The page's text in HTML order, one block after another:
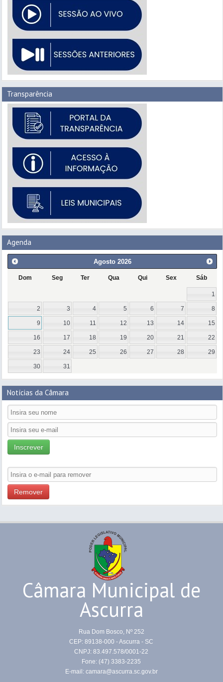
Transparência
Agenda
Agosto 2026
Dom Seg Ter Qua Qui Sex Sáb
1
2 3 4 5 6 7 8
9 10 11 12 13 14 15
16 17 18 19 20 21 22
23 24 25 26 27 28 29
30 31
Notícias da Câmara
Inscrever
Remover
Câmara Municipal de
Ascurra
Rua Dom Bosco, Nº 252
CEP: 89138-000 - Ascurra - SC
CNPJ: 83.497.578/0001-22
Fone: (47) 3383-2235
E-mail: camara@ascurra.sc.gov.br